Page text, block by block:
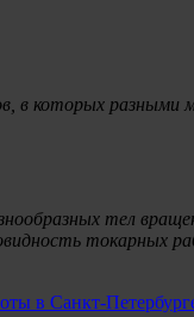
в которых
тел
токарных